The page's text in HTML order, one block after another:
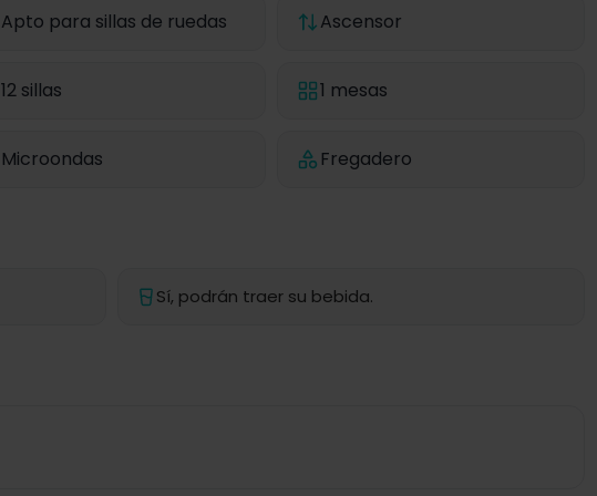
Apto para sillas de ruedas Ascensor
12 sillas 1 mesas
Microondas Fregadero
Sí, podrán traer su bebida.